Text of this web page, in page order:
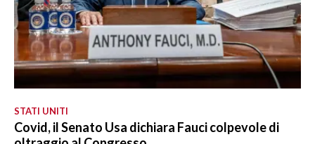
STATI UNITI
Covid, il Senato Usa dichiara Fauci colpevole di